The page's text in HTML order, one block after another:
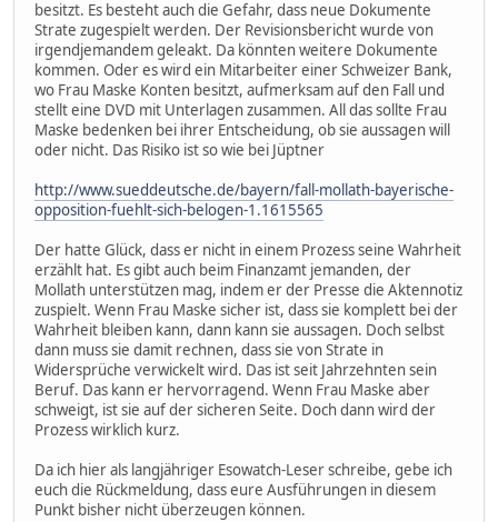
besitzt. Es besteht auch die Gefahr, dass neue Dokumente
Strate zugespielt werden. Der Revisionsbericht wurde von
irgendjemandem geleakt. Da könnten weitere Dokumente
kommen. Oder es wird ein Mitarbeiter einer Schweizer Bank,
wo Frau Maske Konten besitzt, aufmerksam auf den Fall und
stellt eine DVD mit Unterlagen zusammen. All das sollte Frau
Maske bedenken bei ihrer Entscheidung, ob sie aussagen will
oder nicht. Das Risiko ist so wie bei Jüptner
http://www.sueddeutsche.de/bayern/fall-mollath-bayerische-
opposition-fuehlt-sich-belogen-1.1615565
Der hatte Glück, dass er nicht in einem Prozess seine Wahrheit
erzählt hat. Es gibt auch beim Finanzamt jemanden, der
Mollath unterstützen mag, indem er der Presse die Aktennotiz
zuspielt. Wenn Frau Maske sicher ist, dass sie komplett bei der
Wahrheit bleiben kann, dann kann sie aussagen. Doch selbst
dann muss sie damit rechnen, dass sie von Strate in
Widersprüche verwickelt wird. Das ist seit Jahrzehnten sein
Beruf. Das kann er hervorragend. Wenn Frau Maske aber
schweigt, ist sie auf der sicheren Seite. Doch dann wird der
Prozess wirklich kurz.
Da ich hier als langjähriger Esowatch-Leser schreibe, gebe ich
euch die Rückmeldung, dass eure Ausführungen in diesem
Punkt bisher nicht überzeugen können.